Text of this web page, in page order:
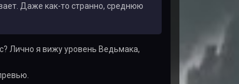
Даже как-то странно, среднюю
Лично я вижу уровень Ведьмака,